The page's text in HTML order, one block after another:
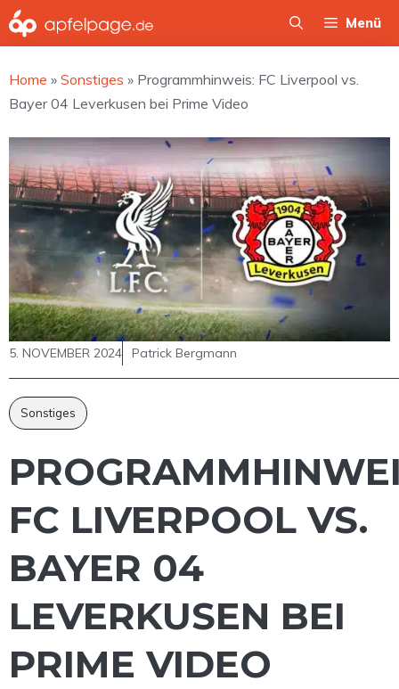
Zum
Inhalt
Menü
Home » Sonstiges » Programmhinweis: FC Liverpool vs.
Bayer 04 Leverkusen bei Prime Video
5. NOVEMBER 2024 Patrick Bergmann
Sonstiges
FC LIVERPOOL VS.
BAYER 04
LEVERKUSEN BEI
PRIME VIDEO